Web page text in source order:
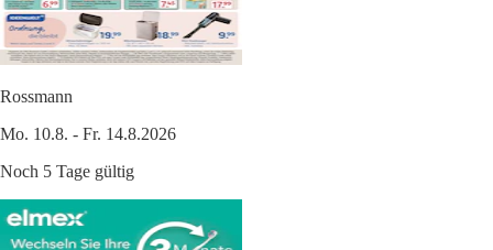
Rossmann
Mo. 10.8. - Fr. 14.8.2026
Noch 5 Tage gültig